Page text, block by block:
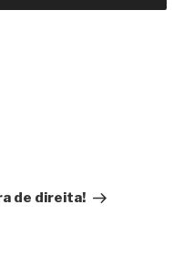
de direita!